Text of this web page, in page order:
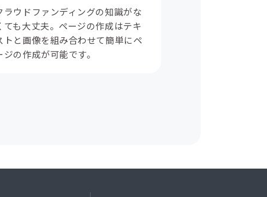
ラウドファンディングの知識がな
ても大丈夫。ページの作成はテキ
トと画像を組み合わせて簡単にペ
ジの作成が可能です。